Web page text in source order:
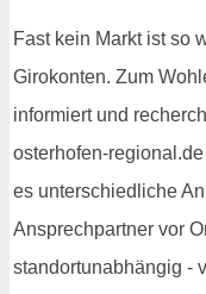
Fast kein Markt ist so
Girokonten. Zum
informiert und
osterhofen-
es unterschiedliche
Ansprechpartner vor
standortunabhängig -